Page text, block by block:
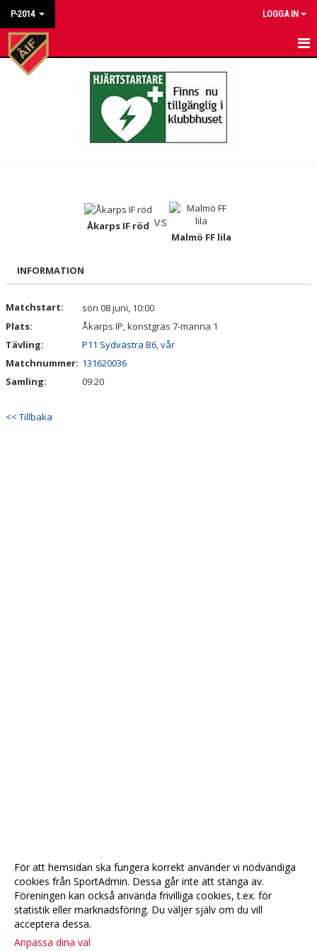
P-2014 LOGGA IN
HEM
KONTAKT
Åkarps IF röd vs
Malmö FF lila
INFORMATION
Matchstart:
sön 08 juni, 10:00
Plats:
Åkarps IP, konstgräs 7-manna 1
Tävling:
P11 Sydvästra B6, vår
Matchnummer: 131620036
Samling:
09:20
<< Tillbaka
För att hemsidan ska fungera korrekt använder vi nödvändiga
cookies från SportAdmin. Dessa går inte att stänga av.
Föreningen kan också använda frivilliga cookies, t.ex. för
statistik eller marknadsföring. Du väljer själv om du vill
acceptera dessa.
Anpassa dina val